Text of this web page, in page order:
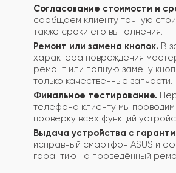
Согласование стоимости и
сообщаем клиенту точную
также сроки его выполнения.
Ремонт или замена кнопок. В
характера повреждения
ремонт или полную замену
только качественные запчасти.
Финальное тестирование.
телефона клиенту мы
проверку всех функций
Выдача устройства с
исправный смартфон ASUS и
гарантию на проведённый